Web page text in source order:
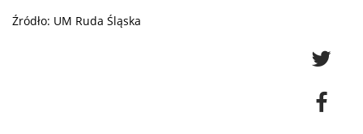
Źródło: UM Ruda Śląska